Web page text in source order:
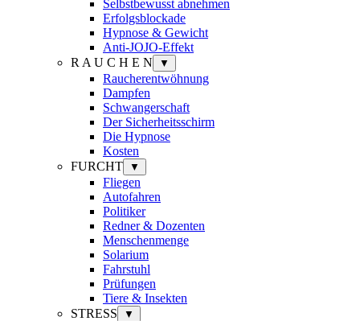
Selbstbewusst abnehmen
Erfolgsblockade
Hypnose & Gewicht
Anti-JOJO-Effekt
R A U C H E N
▼
Raucherentwöhnung
Dampfen
Schwangerschaft
Der Sicherheitsschirm
Die Hypnose
Kosten
FURCHT
▼
Fliegen
Autofahren
Politiker
Redner & Dozenten
Menschenmenge
Solarium
Fahrstuhl
Prüfungen
Tiere & Insekten
STRESS
▼